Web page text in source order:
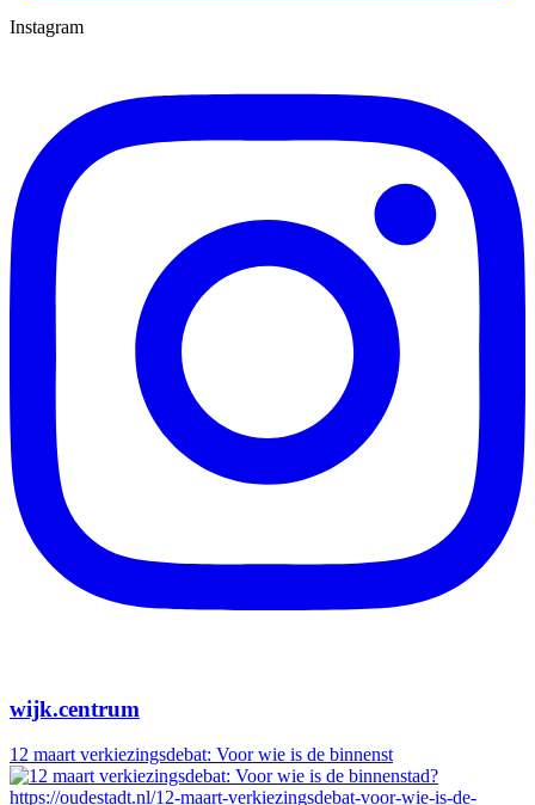
Instagram
wijk.centrum
12 maart verkiezingsdebat: Voor wie is de binnenst